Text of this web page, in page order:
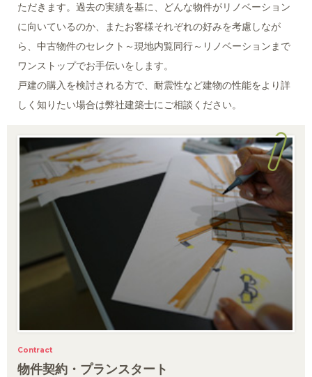
ただきます。過去の実績を基に、どんな物件がリノベーション
に向いているのか、またお客様それぞれの好みを考慮しなが
ら、中古物件のセレクト～現地内覧同行～リノベーションまで
ワンストップでお手伝いをします。
戸建の購入を検討される方で、耐震性など建物の性能をより詳
しく知りたい場合は弊社建築士にご相談ください。
Contract
物件契約・プランスタート